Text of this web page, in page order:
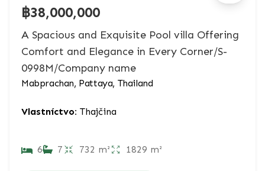
฿38,000,000
A Spacious and Exquisite Pool villa Offering
Comfort and Elegance in Every Corner/S-
0998M/Company name
Mabprachan, Pattaya, Thailand
Vlastníctvo: Thajčina
6 7 732 m² 1829 m²